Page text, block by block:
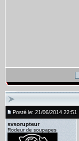
Posté le: 21/06/2014 22:51
svsorupteur
Rodeur de soupapes